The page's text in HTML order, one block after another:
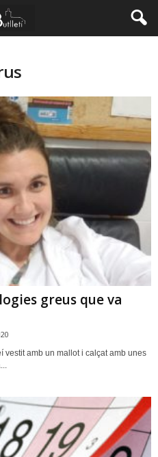
greus que va
vestit amb un mallot i calçat amb unes